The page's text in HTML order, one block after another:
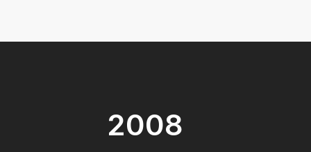
2008